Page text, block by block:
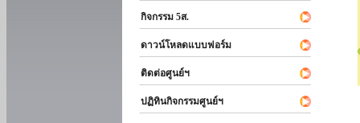
กิจกรรม 5ส.
ดาวน์โหลดแบบฟอร์ม
ติดต่อศูนย์ฯ
ปฏิทินกิจกรรมศูนย์ฯ